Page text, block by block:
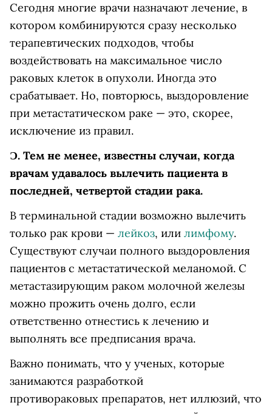
Сегодня многие врачи назначают лечение, в
котором комбинируются сразу несколько
терапевтических подходов, чтобы
воздействовать на максимальное число
раковых клеток в опухоли. Иногда это
срабатывает. Но, повторюсь, выздоровление
при метастатическом раке — это, скорее,
исключение из правил.
Ɔ. Тем не менее, известны случаи, когда
врачам удавалось вылечить пациента в
последней, четвертой стадии рака.
В терминальной стадии возможно вылечить
только рак крови — лейкоз, или лимфому.
Существуют случаи полного выздоровления
пациентов с метастатической меланомой. С
метастазирующим раком молочной железы
можно прожить очень долго, если
ответственно отнестись к лечению и
выполнять все предписания врача.
Важно понимать, что у ученых, которые
занимаются разработкой
противораковых препаратов, нет иллюзий, что